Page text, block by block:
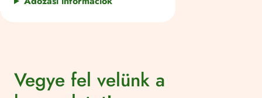
Vegye fel velünk a